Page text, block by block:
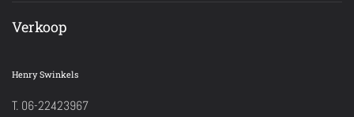
Verkoop
Henry Swinkels
T. 06-22423967